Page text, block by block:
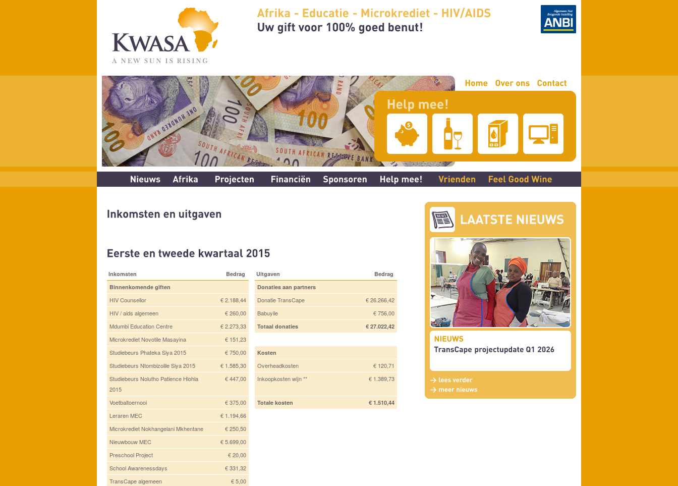
Inkomsten Bedrag Uitgaven
Bedrag
Binnenkomende giften
Donaties aan partners
HIV Counsellor € 2.188,44 Donatie TransCape
€ 26.266,42
HIV / aids algemeen
€ 260,00 Babuyile
€ 756,00
Mdumbi Education Centre
€ 2.273,33 Totaal donaties € 27.022,42
Microkrediet Novotile Masayina
€ 151,23
Studiebeurs Phateka Siya 2015
€ 750,00 Kosten
Studiebeurs Ntombizolile Siya 2015 € 1.585,30 Overheadkosten
€ 120,71
Studiebeurs Nolutho Patience Hlohla
2015
€ 447,00 Inkoopkosten wijn ** € 1.389,73
Voetbaltoernooi € 375,00 Totale kosten € 1.510,44
Leraren MEC
€ 1.194,66
Microkrediet Nokhangelani Mkhentane
€ 250,50
Nieuwbouw MEC
€ 5.699,00
Preschool Project
€ 20,00
School Awarenessdays
€ 331,32
TransCape algemeen
€ 5,00